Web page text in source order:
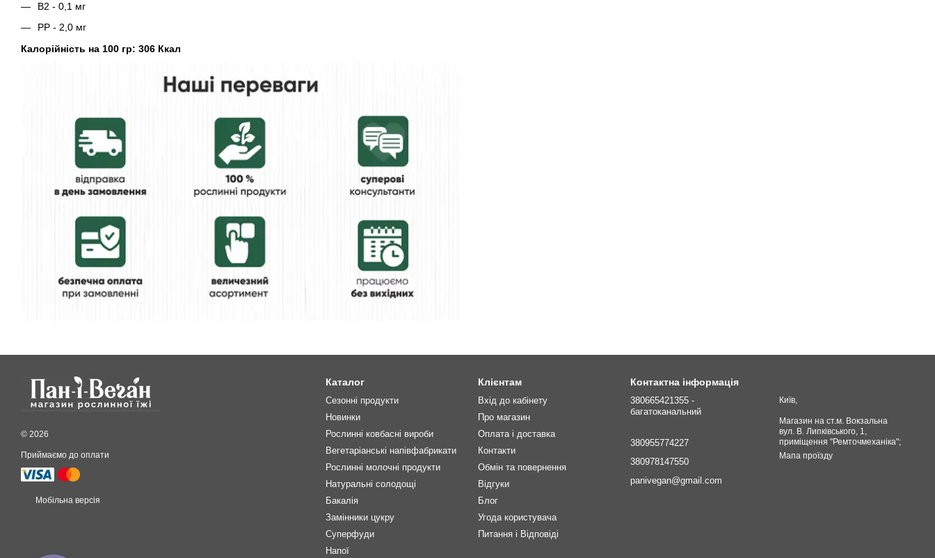
B2 - 0,1 мг
PP - 2,0 мг
Калорійність на 100 гр: 306 Ккал
© 2026
Приймаємо до оплати
Мобільна версія
Каталог
Сезонні продукти
Новинки
Рослинні ковбасні вироби
Вегетаріанські напівфабрикати
Рослинні молочні продукти
Натуральні солодощі
Бакалія
Замінники цукру
Суперфуди
Напої
Клієнтам
Вхід до кабінету
Про магазин
Оплата і доставка
Контакти
Обмін та повернення
Відгуки
Блог
Угода користувача
Питання і Відповіді
Контактна інформація
380665421355 -
багатоканальний
380955774227
380978147550
panivegan@gmail.com
Київ,
Магазин на ст.м. Вокзальна
вул. В. Липківського, 1,
приміщення "Ремточмеханіка";
Мапа проїзду